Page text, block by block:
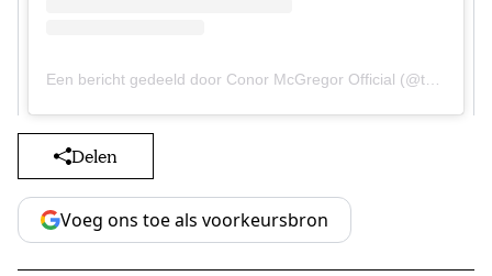
Delen
Voeg ons toe als voorkeursbron